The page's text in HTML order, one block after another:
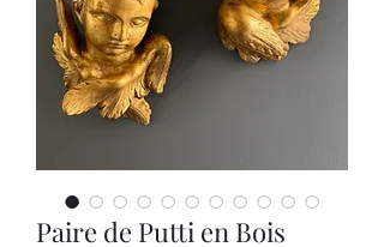
Paire de Putti en Bois